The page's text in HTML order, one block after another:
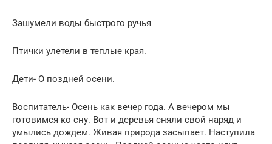
Зашумели воды быстрого ручья
Птички улетели в теплые края.
Дети- О поздней осени.
Воспитатель- Осень как вечер года. А вечером мы
готовимся ко сну. Вот и деревья сняли свой наряд и
умылись дождем. Живая природа засыпает. Наступила